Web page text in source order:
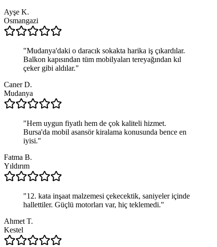
Ayşe K.
Osmangazi
"Mudanya'daki o daracık sokakta harika iş çıkardılar.
Balkon kapısından tüm mobilyaları tereyağından kıl
çeker gibi aldılar."
Caner D.
Mudanya
"Hem uygun fiyatlı hem de çok kaliteli hizmet.
Bursa'da mobil asansör kiralama konusunda bence en
iyisi."
Fatma B.
Yıldırım
"12. kata inşaat malzemesi çekecektik, saniyeler içinde
hallettiler. Güçlü motorları var, hiç teklemedi."
Ahmet T.
Kestel